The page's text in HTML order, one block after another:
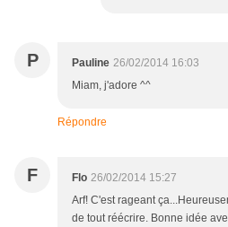
P Pauline 26/02/2014 16:03
Miam, j'adore ^^
Répondre
F Flo 26/02/2014 15:27
Arf! C'est rageant
de tout réécrire. Bonne idée